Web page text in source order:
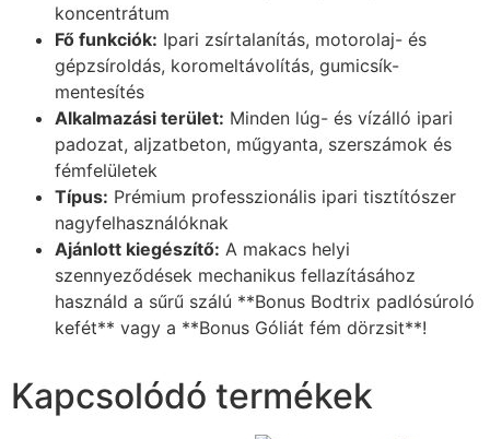
koncentrátum
Fő funkciók: Ipari zsírtalanítás, motorolaj- és
gépzsíroldás, koromeltávolítás, gumicsík-
mentesítés
Alkalmazási terület: Minden lúg- és vízálló ipari
padozat, aljzatbeton, műgyanta, szerszámok és
fémfelületek
Típus: Prémium professzionális ipari tisztítószer
nagyfelhasználóknak
Ajánlott kiegészítő: A makacs helyi
szennyeződések mechanikus fellazításához
használd a sűrű szálú **Bonus Bodtrix padlósúroló
kefét** vagy a **Bonus Góliát fém dörzsit**!
Kapcsolódó termékek